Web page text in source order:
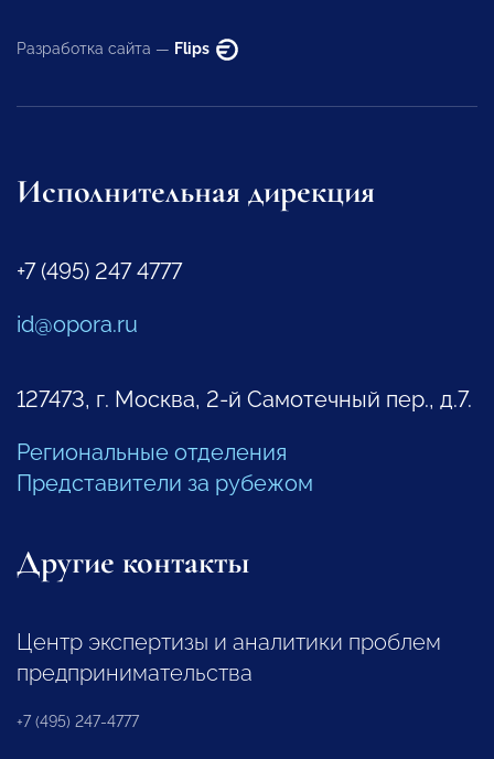
Разработка сайта — Flips
Исполнительная дирекция
+7 (495) 247 4777
id@opora.ru
127473, г. Москва, 2-й Самотечный пер., д.7.
Региональные отделения
Представители за рубежом
Другие контакты
Центр экспертизы и аналитики проблем
предпринимательства
+7 (495) 247-4777